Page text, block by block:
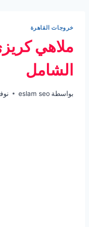
خروجات القاهرة
ملاهي
الشامل
بواسطة eslam seo